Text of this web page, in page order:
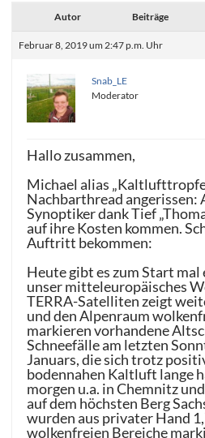
Autor Beiträge
Februar 8, 2019 um 2:47 p.m. Uhr
Snab_LE
Moderator
Hallo zusammen,
Michael alias
Nachbarthread angerissen:
Synoptiker dank Tief
auf ihre Kosten kommen.
Auftritt bekommen:
Heute gibt es zum Start
unser mitteleuropäisches
TERRA-Satelliten zeigt
und den Alpenraum
markieren vorhandene
Schneefälle am letzten
Januars, die sich trotz
bodennahen Kaltluft lange
morgen u.a. in Chemnitz
auf dem höchsten Berg
wurden aus privater Hand
wolkenfreien Bereiche